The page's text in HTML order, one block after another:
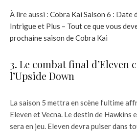
À lire aussi : Cobra Kai Saison 6 : Date
Intrigue et Plus – Tout ce que vous
prochaine saison de Cobra Kai
3. Le combat final d’Eleven
l’Upside Down
La saison 5 mettra en scène l’ultime
Eleven et Vecna. Le destin de Hawkins
sera en jeu. Eleven devra puiser dans